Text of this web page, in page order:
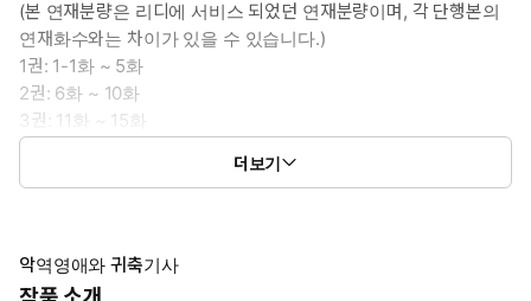
(본 연재분량은 리디에 서비스 되었던 연재분량이며, 각 단행본의
연재화수와는 차이가 있을 수 있습니다.)
1권: 1-1화 ~ 5화
2권: 6화 ~ 10화
3권: 11화 ~ 15화
4권: 16화 ~ 21화
더보기
악역영애와 귀축기사